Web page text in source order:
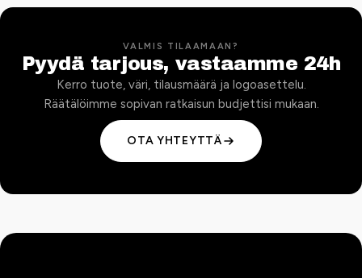
VALMIS TILAAMAAN?
Pyydä tarjous, vastaamme 24h
Kerro tuote, väri, tilausmäärä ja logoasettelu.
Räätälöimme sopivan ratkaisun budjettisi mukaan.
OTA YHTEYTTÄ